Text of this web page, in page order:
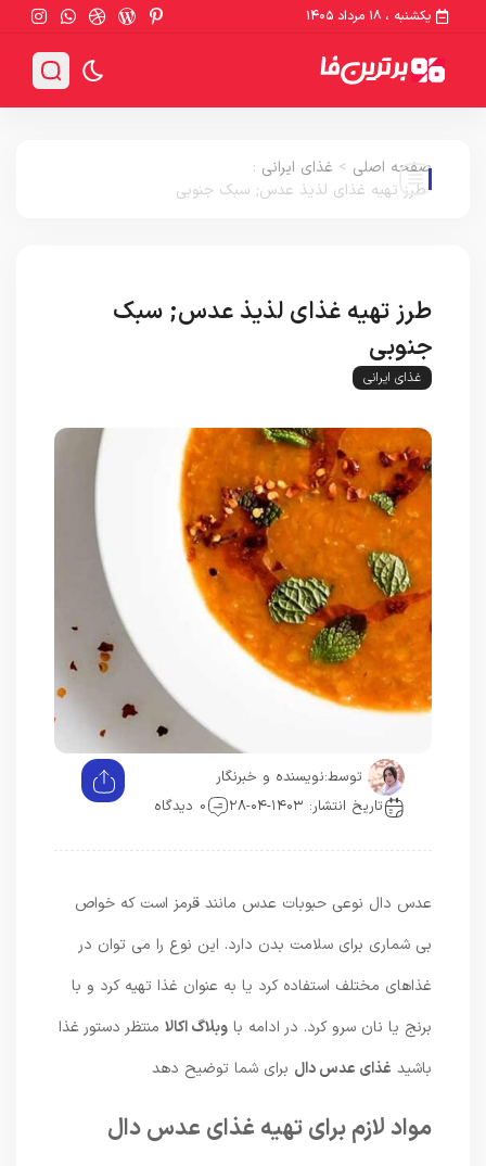
یکشنبه ، ۱۸ مرداد ۱۴۰۵
صفحه اصلی > غذای ایرانی
طرز تهیه غذای لذیذ عدس; سبک جنوبی
طرز تهیه غذای لذیذ عدس; سبک
جنوبی
غذای ایرانی
توسط: نویسنده و خبرنگار
تاریخ انتشار: ۱۴۰۳-۰۴-۲۸
0 دیدگاه
عدس دال نوعی حبوبات عدس مانند قرمز است که خواص
بی شماری برای سلامت بدن دارد. این نوع را می توان در
غذاهای مختلف استفاده کرد یا به عنوان غذا تهیه کرد و با
برنج یا نان سرو کرد. در ادامه باوبلاگ اکالامنتظر دستور غذا
غذای عدس دالبرای شما توضیح دهد
مواد لازم برای تهیه غذای عدس دال